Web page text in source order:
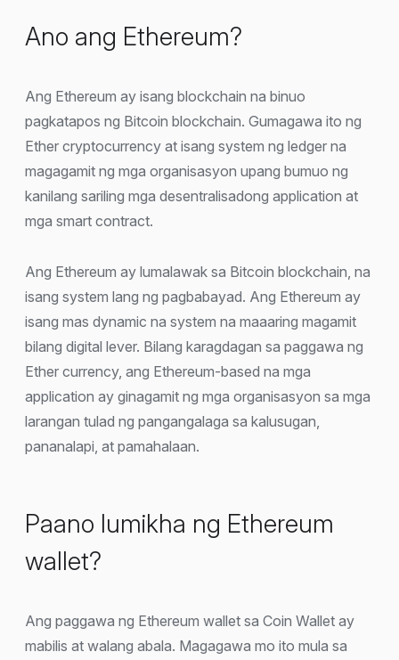
Ano ang Ethereum?
Ang Ethereum ay isang blockchain na binuo
pagkatapos ng Bitcoin blockchain. Gumagawa ito ng
Ether cryptocurrency at isang system ng ledger na
magagamit ng mga organisasyon upang bumuo ng
kanilang sariling mga desentralisadong application at
mga smart contract.
Ang Ethereum ay lumalawak sa Bitcoin blockchain, na
isang system lang ng pagbabayad. Ang Ethereum ay
isang mas dynamic na system na maaaring magamit
bilang digital lever. Bilang karagdagan sa paggawa ng
Ether currency, ang Ethereum-based na mga
application ay ginagamit ng mga organisasyon sa mga
larangan tulad ng pangangalaga sa kalusugan,
pananalapi, at pamahalaan.
Paano lumikha ng Ethereum
wallet?
Ang paggawa ng Ethereum wallet sa Coin Wallet ay
mabilis at walang abala. Magagawa mo ito mula sa